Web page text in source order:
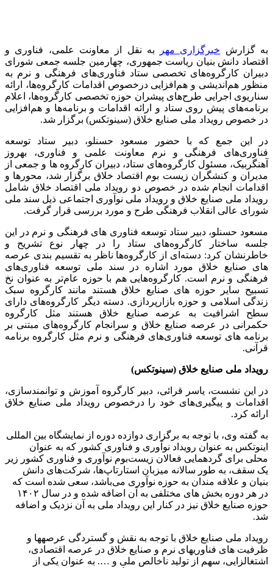
به گزارش خبرگزاری مهر
به نقل از معاونت علمی، فناوری و
اقتصاد دانش بنیان ریاست جمهوری، چهارمین جلسه جمعی شورای
دبیران کارگروه‌های تخصصی ستاد فناوری‌های فرهنگی و نرم به
منظور هم‌اندیشی و هم‌افزایی درخصوص اقدامات کارگروه‌ها، ارائه
سناریوی اجرایی طرح‌های پیشران حوزه تخصصی کارگروه‌ها، اعلام
برنامه‌های پیش روی ستاد و ارائه اقدامات و برنامه‌ها و هم‌افزایی
در خصوص رویداد ملی صنایع خلاق (سینوتکس) برگزار شد.
در این جمع که با حضور مسعود حسنلو، دبیر ستاد توسعه
فناوری‌های فرهنگی و نرم معاونت علمی و فناوری، بهروز
آهنگربیک، مسئول کارگروه‌های ستاد، دبیران کارگروه ها و جمعی از
مدیران و کنشگران زیست بوم اقتصاد خلاق برگزار شد، محورها و
اقدامات انجام شده در خصوص دو رویداد ملی اقتصاد خلاق شامل
رویداد ملی صنایع خلاق و رویداد ملی نوآوری اجتماعی ذیل سند ملی
شورای عالی انقلاب فرهنگی طرح و مورد بررسی قرار گرفت.
مسعود حسنلو، دبیر ستاد توسعه فناوری های فرهنگی و نرم در این
جلسه ساختار کارگروه‌های ستاد را در چهار نوع تشریح و
خاطرنشان کرد: دسته‌ای از کارگروه‌ها ناظر به تقسیم بندی عرصه
های صنایع خلاق مورد اشاره در سند ملی توسعه فناوری‌های
فرهنگی و نرم است. کارگروه‌هایی هم با حوزه عام‌تر به عنوان نخ
تسبیح سایر حوزه های صنایع خلاق هستند مانند کارگروه سبک
زندگی اسلامی و حوزه بازارپردازی. دسته دیگر کارگروه‌های دارای
سطح اشرافیت به عرصه صنایع خلاق هستند مثل کارگروه
حکمرانی در عرصه صنایع خلاق و سرانجام کارگروه‌های مبتنی بر
برنامه های توسعه فناوری‌های فرهنگی و نرم مثل کارگروه برنامه
قرآنی.
رویداد ملی صنایع خلاق (سینوتکس)
در این نشست، یاسر قرائی، دبیر کارگروه آموزش و توانمندسازی،
اقدامات و پیگیری‌های خود را درخصوص رویداد ملی صنایع خلاق
ارائه کرد.
به گفته وی، با توجه به برگزاری دوازده دوره از نمایشگاه بین المللی
اینوتکس به عنوان رویداد نوآوری و فناوری کشور که به عنوان
محلی برای گردهمایی فعالان زیست‌بوم نوآوری و فناوری کشور زیر
یک سقف، به طور سالانه میزبان استارتاپ‌ها، شرکت‌های دانش
‌بنیان و علاقه‌ مندان به حوزه نوآوری می‌باشد، سعی شده است که
در هر دوره بخش های مختلفی به آن اضافه شده و در سال ۱۴۰۲
حوزه صنایع خلاق نیز در کنار این رویداد ملی به آن نزدیک و اضافه
شد.
رویداد ملی صنایع خلاق با توجه به نقش و گستردگی عرصه‎ها و
ظرفیت های فناوریهای نرم و صنایع خلاق در عرصه اقتصادی،
اشتغالزایی، سهم از تولید ناخالص ملی و …. به عنوان یکی از